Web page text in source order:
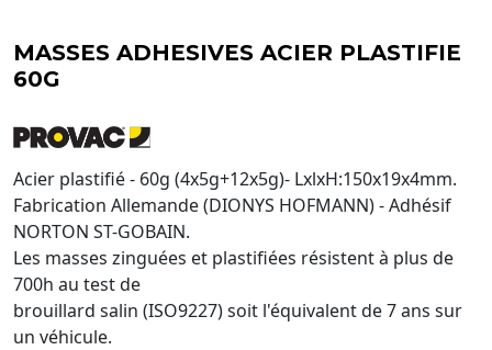
MASSES ADHESIVES ACIER PLASTIFIE
60G
Acier plastifié - 60g (4x5g+12x5g)- LxlxH:150x19x4mm.
Fabrication Allemande (DIONYS HOFMANN) - Adhésif
NORTON ST-GOBAIN.
Les masses zinguées et plastifiées résistent à plus de
700h au test de
brouillard salin (ISO9227) soit l'équivalent de 7 ans sur
un véhicule.